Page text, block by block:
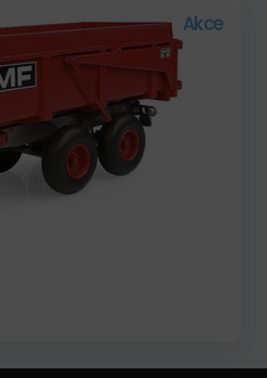
Akce